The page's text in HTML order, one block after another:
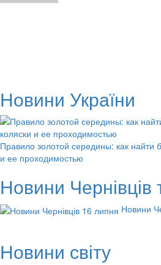
Новини України
Правило золотой середины: как найти
и ее проходимостью
Новини Чернівців
Новини
Новини світу